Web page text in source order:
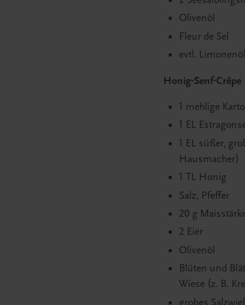
Olivenöl
Fleur de Sel
evtl. Limonenöl
Honig-Senf-Crêpe
1 mehlige
1 EL
1 EL süßer,
Hausmacher)
1 TL Honig
Salz, Pfeffer
20 g
2 Eier
Olivenöl
Blüten und
Wiese (z. B.
grobes